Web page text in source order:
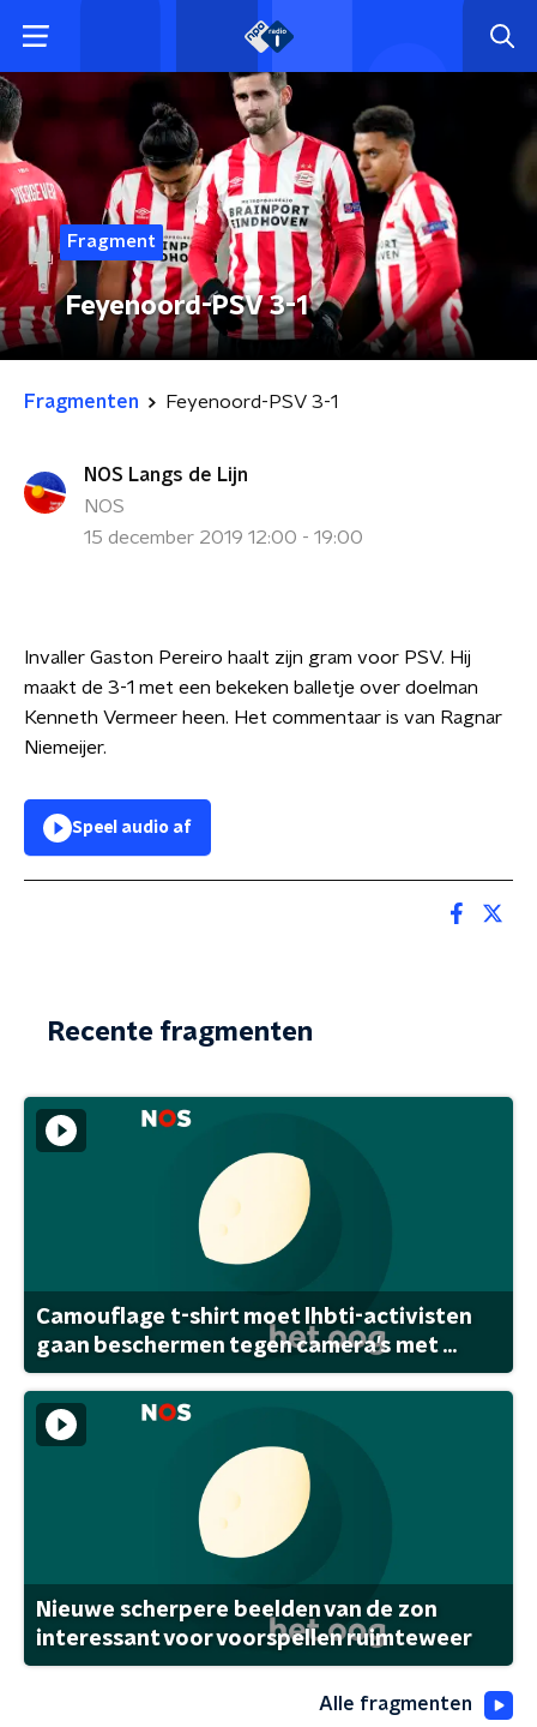
Fragment
Feyenoord-PSV 3-1
Fragmenten Feyenoord-PSV 3-1
NOS Langs de Lijn
NOS
15 december 2019 12:00 - 19:00
Invaller Gaston Pereiro haalt zijn gram voor PSV. Hij
maakt de 3-1 met een bekeken balletje over doelman
Kenneth Vermeer heen. Het commentaar is van Ragnar
Niemeijer.
Speel audio af
Recente fragmenten
Camouflage t-shirt moet lhbti-activisten
gaan beschermen tegen camera's met ...
Nieuwe scherpere beelden van de zon
interessant voor voorspellen ruimteweer
Alle fragmenten